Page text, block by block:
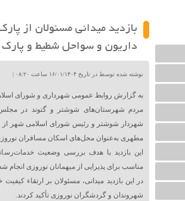
بازدید میدانی مسئولان از
داریون و سواحل شطیط و
نوشته شده توسط در تاریخ ۱۶/۰۱/۱۴۰۴ ساعت ۰۸:۲۰ |
به گزارش روابط عمومی شهرداری و شورای
مردم شهرستان‌های شوشتر و گتوند در
شهردار شوشتر و رئیس شورای اسلامی شهر از
مطهری به‌عنوان محل‌های اسکان مسافران نوروزی
این بازدید با هدف بررسی وضعیت
مناسب برای پذیرایی از میهمانان نوروزی انجام
در این بازدید میدانی، مسئولان بر ارتقاء
شهروندان و گردشگران نوروزی تأکید کردند.